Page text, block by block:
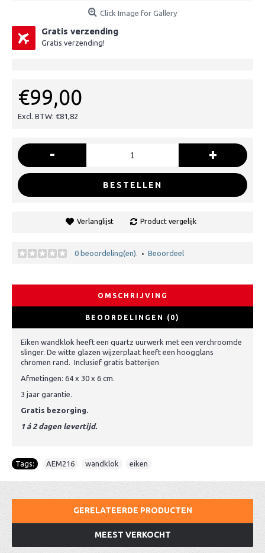
Click Image for Gallery
Gratis verzending
Gratis verzending!
€99,00
Excl. BTW: €81,82
- +
BESTELLEN
Verlanglijst Product vergelijk
0 beoordeling(en). • Beoordeel
OMSCHRIJVING
BEOORDELINGEN (0)
Eiken wandklok heeft een quartz uurwerk met een verchroomde
slinger. De witte glazen wijzerplaat heeft een hoogglans
chromen rand. Inclusief gratis batterijen
Afmetingen: 64 x 30 x 6 cm.
3 jaar garantie.
Gratis bezorging.
1 á 2 dagen levertijd.
Tags: AEM216 wandklok eiken
GERELATEERDE PRODUCTEN
MEEST VERKOCHT